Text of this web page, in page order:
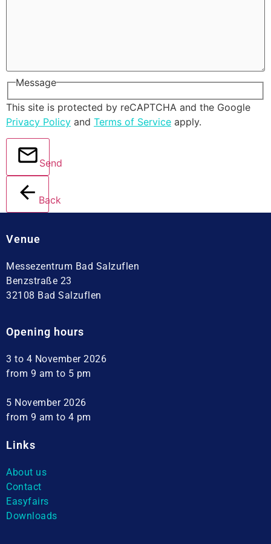
Message
This site is protected by reCAPTCHA and the Google
Privacy Policy and Terms of Service apply.
Send
Back
Venue
Messezentrum Bad Salzuflen
Benzstraße 23
32108 Bad Salzuflen
Opening hours
3 to 4 November 2026
from 9 am to 5 pm
5 November 2026
from 9 am to 4 pm
Links
About us
Contact
Easyfairs
Downloads